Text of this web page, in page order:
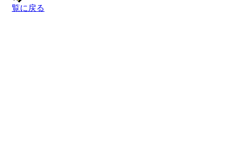
覧に戻る